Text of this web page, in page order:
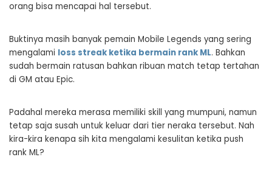
orang bisa mencapai hal tersebut.
Buktinya masih banyak pemain Mobile Legends yang sering
mengalami loss streak ketika bermain rank ML. Bahkan
sudah bermain ratusan bahkan ribuan match tetap tertahan
di GM atau Epic.
Padahal mereka merasa memiliki skill yang mumpuni, namun
tetap saja susah untuk keluar dari tier neraka tersebut. Nah
kira-kira kenapa sih kita mengalami kesulitan ketika push
rank ML?